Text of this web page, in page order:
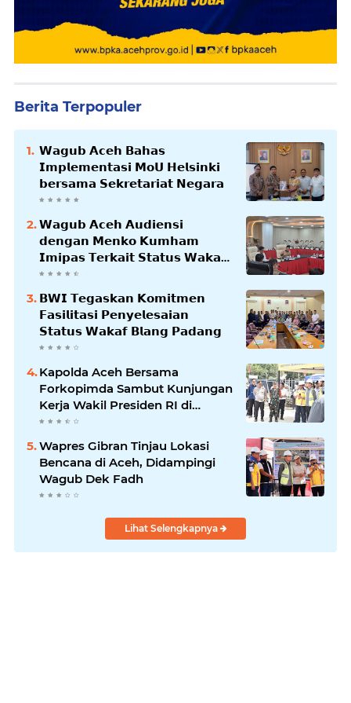
Berita Terpopuler
𝗪𝗮𝗴𝘂𝗯 𝗔𝗰𝗲𝗵 𝗕𝗮𝗵𝗮𝘀
𝗜𝗺𝗽𝗹𝗲𝗺𝗲𝗻𝘁𝗮𝘀𝗶 𝗠𝗼𝗨 𝗛𝗲𝗹𝘀𝗶𝗻𝗸𝗶
𝗯𝗲𝗿𝘀𝗮𝗺𝗮 𝗦𝗲𝗸𝗿𝗲𝘁𝗮𝗿𝗶𝗮𝘁 𝗡𝗲𝗴𝗮𝗿𝗮
𝗪𝗮𝗴𝘂𝗯 𝗔𝗰𝗲𝗵 𝗔𝘂𝗱𝗶𝗲𝗻𝘀𝗶
𝗱𝗲𝗻𝗴𝗮𝗻 𝗠𝗲𝗻𝗸𝗼 𝗞𝘂𝗺𝗵𝗮𝗺
𝗜𝗺𝗶𝗽𝗮𝘀 𝗧𝗲𝗿𝗸𝗮𝗶𝘁 𝗦𝘁𝗮𝘁𝘂𝘀 𝗪𝗮𝗸𝗮𝗳
𝗕𝗹𝗮𝗻𝗴𝗽𝗮𝗱𝗮𝗻𝗴
𝗕𝗪𝗜 𝗧𝗲𝗴𝗮𝘀𝗸𝗮𝗻 𝗞𝗼𝗺𝗶𝘁𝗺𝗲𝗻
𝗙𝗮𝘀𝗶𝗹𝗶𝘁𝗮𝘀𝗶 𝗣𝗲𝗻𝘆𝗲𝗹𝗲𝘀𝗮𝗶𝗮𝗻
𝗦𝘁𝗮𝘁𝘂𝘀 𝗪𝗮𝗸𝗮𝗳 𝗕𝗹𝗮𝗻𝗴 𝗣𝗮𝗱𝗮𝗻𝗴
Kapolda Aceh Bersama
Forkopimda Sambut Kunjungan
Kerja Wakil Presiden RI di
Kabupaten Bireuen
Wapres Gibran Tinjau Lokasi
Bencana di Aceh, Didampingi
Wagub Dek Fadh
Lihat Selengkapnya